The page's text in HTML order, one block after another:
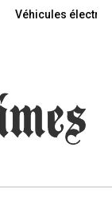
Véhicules